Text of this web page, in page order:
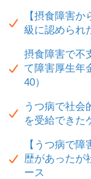
【摂食障害
級に認められ
摂食障害で不
て障害厚生年
40）
うつ病で社会
を受給できた
【うつ病で
歴があったが
ース